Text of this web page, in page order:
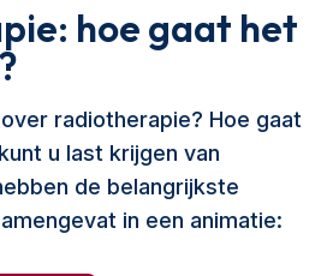
hoe gaat het
radiotherapie? Hoe gaat
u last krijgen van
de belangrijkste
in een animatie: